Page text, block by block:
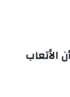
الأتعاب